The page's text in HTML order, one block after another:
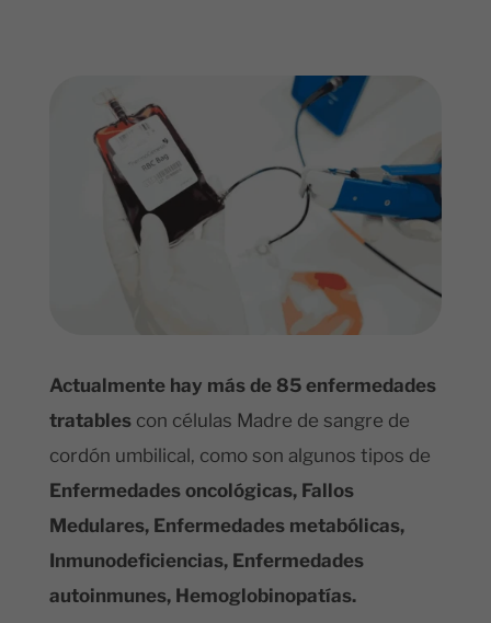
Actualmente hay más de 85 enfermedades
tratables con células Madre de sangre de
cordón umbilical, como son algunos tipos de
Enfermedades oncológicas, Fallos
Medulares, Enfermedades metabólicas,
Inmunodeficiencias, Enfermedades
autoinmunes, Hemoglobinopatías.